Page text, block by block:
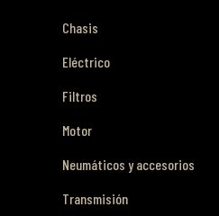
Chasis
Eléctrico
Filtros
Motor
Neumáticos y accesorios
Transmisión